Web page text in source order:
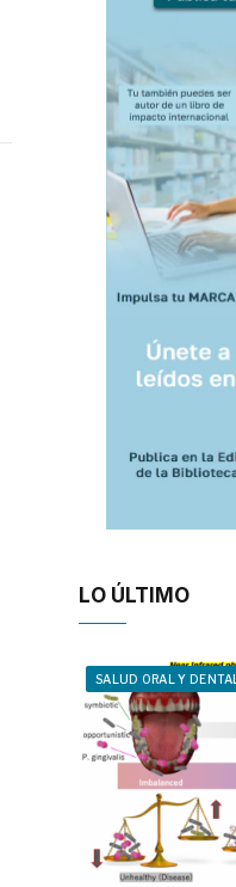
LO ÚLTIMO
SALUD ORAL Y DENTAL